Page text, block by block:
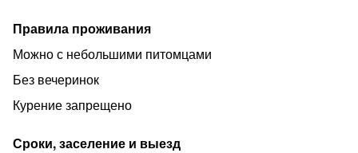
Правила проживания
Можно с небольшими питомцами
Без вечеринок
Курение запрещено
Сроки, заселение и выезд